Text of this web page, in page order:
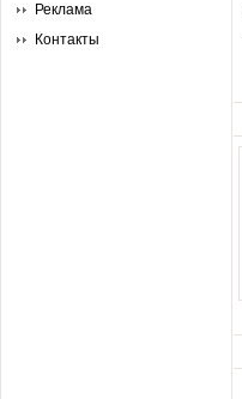
Реклама
Контакты